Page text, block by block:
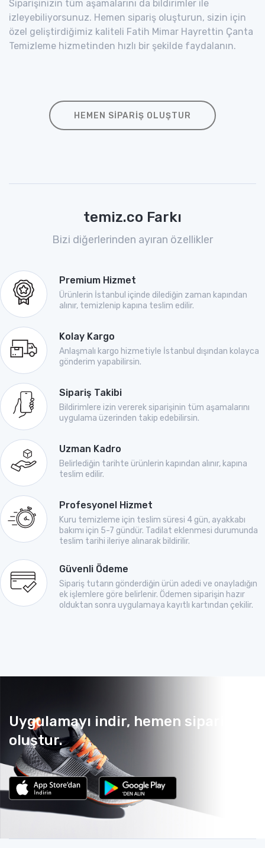
Siparişinizin tüm aşamalarını da bildirimler ile
izleyebiliyorsunuz. Hemen sipariş oluşturun, sizin için
özel geliştirdiğimiz kaliteli Fatih Mimar Hayrettin Çanta
Temizleme hizmetinden hızlı bir şekilde faydalanın.
HEMEN SIPARIŞ OLUŞTUR
temiz.co Farkı
Bizi diğerlerinden ayıran özellikler
Premium Hizmet
Ürünlerin İstanbul içinde dilediğin zaman kapından
alınır, temizlenip kapına teslim edilir.
Kolay Kargo
Anlaşmalı kargo hizmetiyle İstanbul dışından kolayca
gönderim yapabilirsin.
Sipariş Takibi
Bildirimlere izin vererek siparişinin tüm aşamalarını
uygulama üzerinden takip edebilirsin.
Uzman Kadro
Belirlediğin tarihte ürünlerin kapından alınır, kapına
teslim edilir.
Profesyonel Hizmet
Kuru temizleme için teslim süresi 4 gün, ayakkabı
bakımı için 5-7 gündür. Tadilat eklenmesi durumunda
teslim tarihi ileriye alınarak bildirilir.
Güvenli Ödeme
Sipariş tutarın gönderdiğin ürün adedi ve onayladığın
ek işlemlere göre belirlenir. Ödemen siparişin hazır
olduktan sonra uygulamaya kayıtlı kartından çekilir.
Uygulamayı indir, hemen sipariş
oluştur.